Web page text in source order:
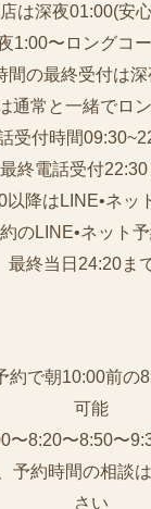
は深夜01:00(安
1:00〜ロングコ
間の最終受付は
通常と一緒でロ
受付時間
最終電話受付
以降はLINE•ネッ
のLINE•ネット
最終当日24:20ま
約で朝10:00前の
可能
〜8:20〜8:50〜
予約時間の相談
さい